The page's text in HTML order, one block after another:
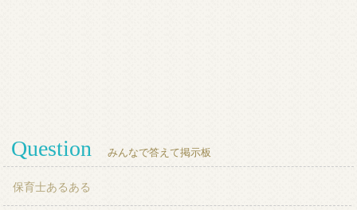
Question みんなで答えて掲示板
保育士あるある